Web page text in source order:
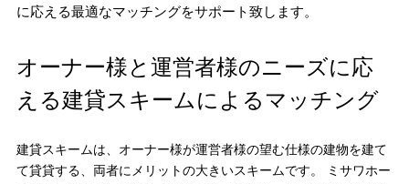
に応える最適なマッチングをサポート致します。
オーナー様と運営者様のニーズに応
える建貸スキームによるマッチング
建貸スキームは、オーナー様が運営者様の望む仕様の建物を建て
て貸貸する、両者にメリットの大きいスキームです。 ミサワホー